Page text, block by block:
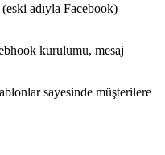
adıyla Facebook)
kurulumu, mesaj
sayesinde müşterilere